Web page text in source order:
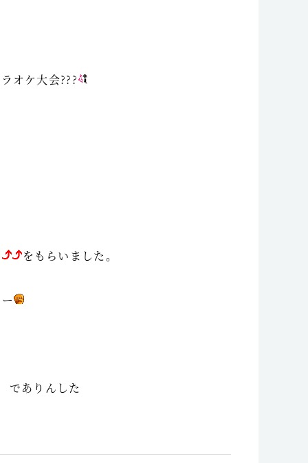
オケ大会???
をもらいました。
ありんした